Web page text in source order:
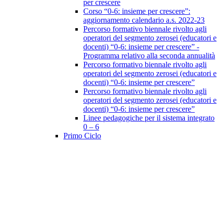
per crescere
Corso “0-6: insieme per crescere”:
aggiornamento calendario a.s. 2022-23
Percorso formativo biennale rivolto agli
operatori del segmento zerosei (educatori e
docenti) “0-6: insieme per crescere” -
Programma relativo alla seconda annualità
Percorso formativo biennale rivolto agli
operatori del segmento zerosei (educatori e
docenti) “0-6: insieme per crescere”
Percorso formativo biennale rivolto agli
operatori del segmento zerosei (educatori e
docenti) “0-6: insieme per crescere”
Linee pedagogiche per il sistema integrato
0 – 6
Primo Ciclo